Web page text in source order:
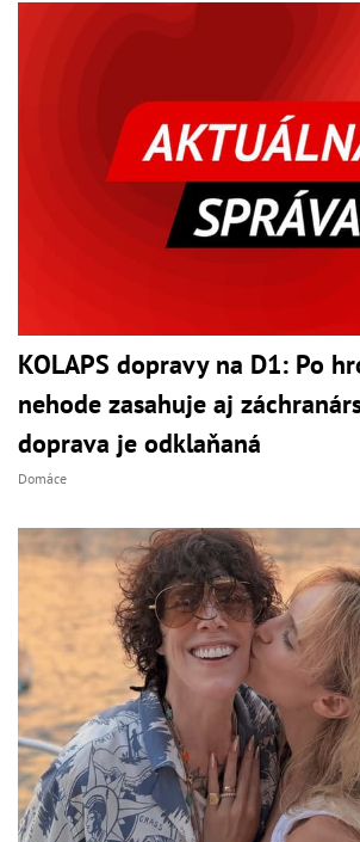
KOLAPS dopravy na D1: Po
nehode zasahuje aj
doprava je odklaňaná
Domáce